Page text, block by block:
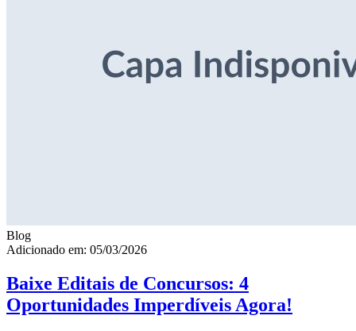
Blog
Adicionado em: 05/03/2026
Baixe Editais de Concursos: 4
Oportunidades Imperdíveis Agora!